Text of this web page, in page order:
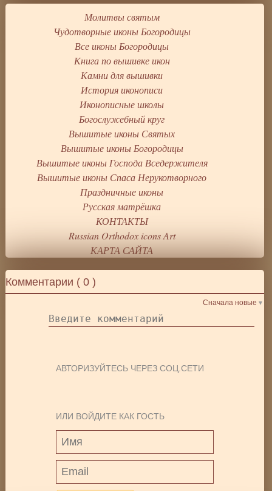
Комментарии (0 )
Сначала новые
АВТОРИЗУЙТЕСЬ ЧЕРЕЗ СОЦ.СЕТИ
ИЛИ ВОЙДИТЕ КАК ГОСТЬ
Молитвы святым
Чудотворные иконы Богородицы
Все иконы Богородицы
Книга по вышивке икон
Камни для вышивки
История иконописи
Иконописные школы
Богослужебный круг
Вышитые иконы Святых
Вышитые иконы Богородицы
Вышитые иконы Господа Вседержителя
Вышитые иконы Спаса Нерукотворного
Праздничные иконы
Русская матрёшка
КОНТАКТЫ
Russian Orthodox icons Art
КАРТА САЙТА